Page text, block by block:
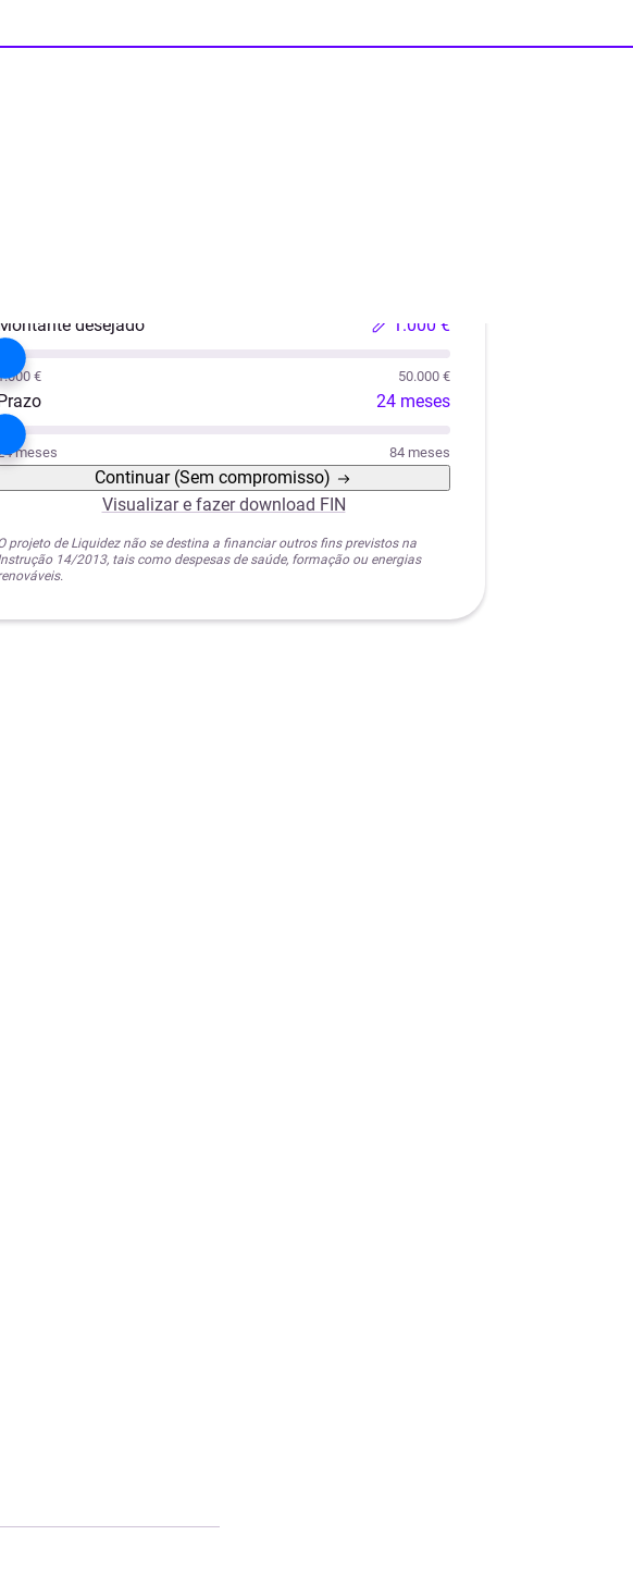
desejado
1.000 €
€ 50.000 €
24 meses
meses 84 meses
Continuar (Sem compromisso)
Visualizar e fazer download FIN
projeto de Liquidez não se destina a financiar outros fins previstos na
14/2013, tais como despesas de saúde, formação ou energias